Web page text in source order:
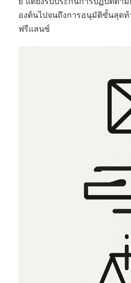
องต้นไปจนถึงการอนุมัติขั้นสุด
ฟรีแลนซ์